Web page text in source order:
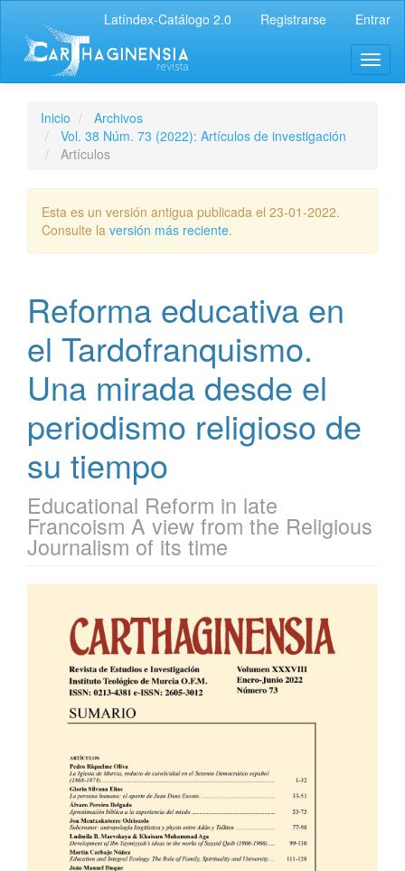
Latíndex-Catálogo 2.0 Registrarse Entrar
Inicio
Archivos
Vol. 38 Núm. 73 (2022): Artículos de investigación
Artículos
Esta es un versión antigua publicada el 23-01-2022.
Consulte la versión más reciente.
Reforma educativa en
el Tardofranquismo.
Una mirada desde el
periodismo religioso de
su tiempo
Educational Reform in late
Francoism A view from the Religious
Journalism of its time